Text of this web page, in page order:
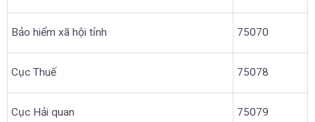
Bảo hiểm xã hội tỉnh 75070
Cục Thuế 75078
Cục Hải quan 75079